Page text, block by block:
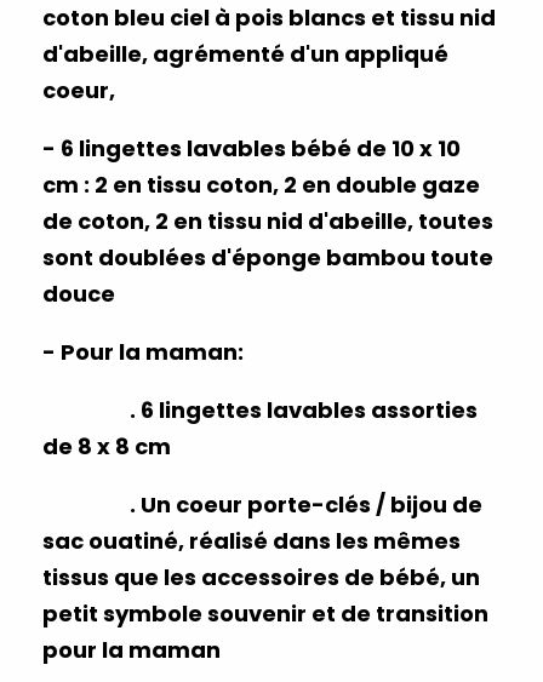
coton bleu ciel à pois blancs et tissu nid
d'abeille, agrémenté d'un appliqué
coeur,
- 6 lingettes lavables bébé de 10 x 10
cm : 2 en tissu coton, 2 en double gaze
de coton, 2 en tissu nid d'abeille, toutes
sont doublées d'éponge bambou toute
douce
- Pour la maman:
. 6 lingettes lavables assorties
de 8 x 8 cm
. Un coeur porte-clés / bijou de
sac ouatiné, réalisé dans les mêmes
tissus que les accessoires de bébé, un
petit symbole souvenir et de transition
pour la maman